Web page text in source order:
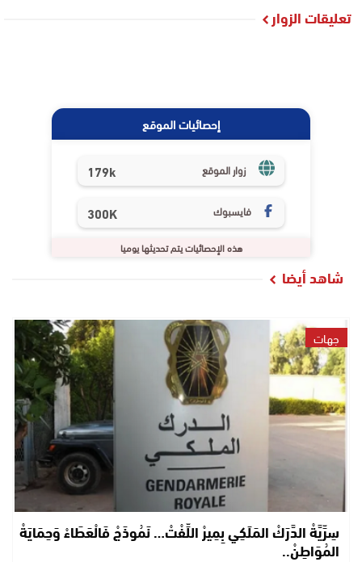
تعليقات الزوار
إحصائيات الموقع
زوار الموقع 179k
فايسبوك 300K
هذه الإحصائيات يتم تحديثها يوميا
شاهد أيضا
جهات
سِرِّيَّةْ الدَّرَكْ المَلَكِي بِمِيرْ اللِّفْتْ… نَمُوذَجْ فَالْعَطَاءْ وَحِمَايَةْ
المُوَاطِنْ..